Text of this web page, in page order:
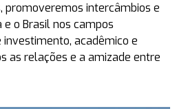
promoveremos intercâmbios e
o Brasil nos campos
acadêmico e
as relações e a amizade entre